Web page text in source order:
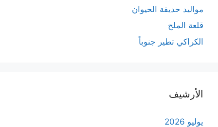
مواليد حديقة الحيوان
قلعة الملح
الكراكي تطير جنوباً
الأرشيف
يوليو 2026